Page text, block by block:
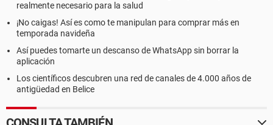
realmente necesario para la salud
¡No caigas! Así es como te manipulan para comprar más en
temporada navideña
Así puedes tomarte un descanso de WhatsApp sin borrar la
aplicación
Los científicos descubren una red de canales de 4.000 años de
antigüedad en Belice